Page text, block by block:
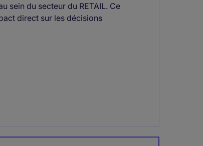
sein du secteur du RETAIL. Ce
direct sur les décisions